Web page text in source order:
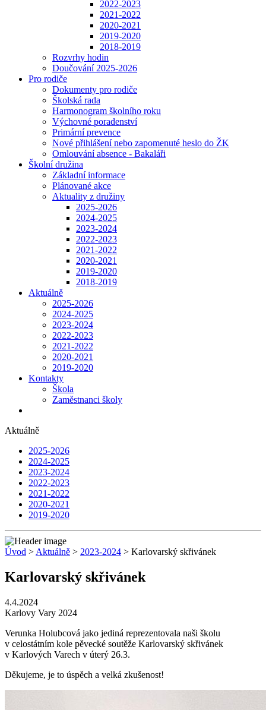
2022-2023
2021-2022
2020-2021
2019-2020
2018-2019
Rozvrhy hodin
Doučování 2025-2026
Pro rodiče
Dokumenty pro rodiče
Školská rada
Harmonogram školního roku
Výchovné poradenství
Primární prevence
Nové přihlášení nebo zapomenuté heslo do ŽK
Omlouvání absence - Bakaláři
Školní družina
Základní informace
Plánované akce
Aktuality z družiny
2025-2026
2024-2025
2023-2024
2022-2023
2021-2022
2020-2021
2019-2020
2018-2019
Aktuálně
2025-2026
2024-2025
2023-2024
2022-2023
2021-2022
2020-2021
2019-2020
Kontakty
Škola
Zaměstnanci školy
Aktuálně
2025-2026
2024-2025
2023-2024
2022-2023
2021-2022
2020-2021
2019-2020
Úvod > Aktuálně > 2023-2024 > Karlovarský skřivánek
Karlovarský skřivánek
4.4.2024
Karlovy Vary 2024
Verunka Holubcová jako jediná reprezentovala naši školu
v celostátním kole pěvecké soutěže Karlovarský skřivánek
v Karlových Varech v úterý 26.3.
Děkujeme, je to úspěch a velká zkušenost!